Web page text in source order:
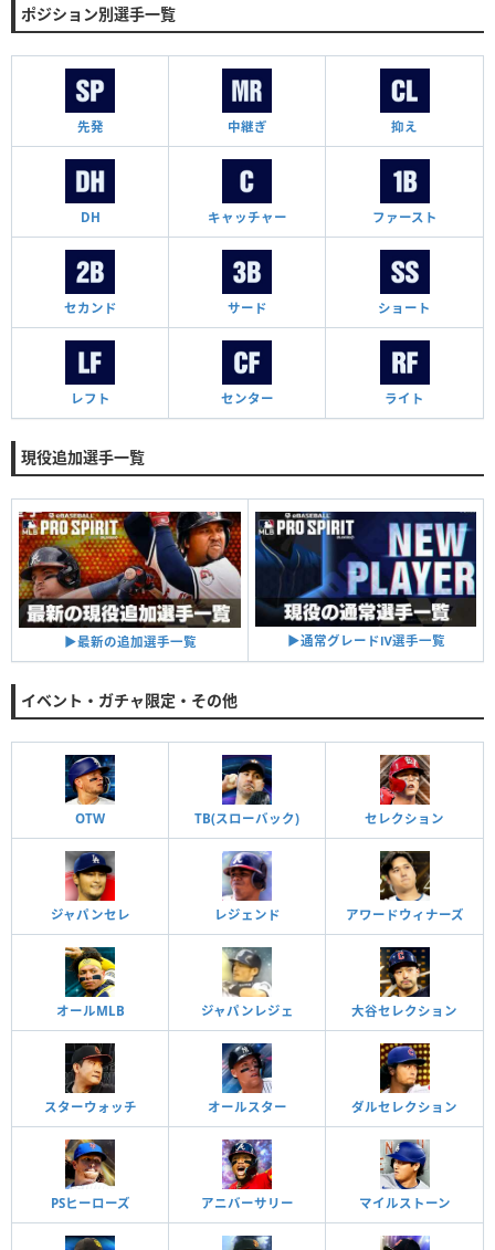
ポジション別選手一覧
先発 中継ぎ 抑え
DH キャッチャー ファースト
セカンド サード ショート
レフト センター ライト
現役追加選手一覧
▶︎最新の追加選手一覧 ▶︎通常グレードⅣ選手一覧
イベント・ガチャ限定・その他
OTW TB(スローバック) セレクション
ジャパンセレ レジェンド アワードウィナーズ
オールMLB ジャパンレジェ 大谷セレクション
スターウォッチ オールスター ダルセレクション
PSヒーローズ アニバーサリー マイルストーン